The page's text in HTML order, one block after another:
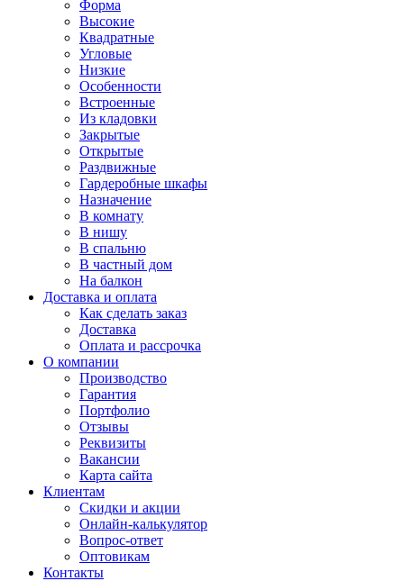
Форма
Высокие
Квадратные
Угловые
Низкие
Особенности
Встроенные
Из кладовки
Закрытые
Открытые
Раздвижные
Гардеробные шкафы
Назначение
В комнату
В нишу
В спальню
В частный дом
На балкон
Доставка и оплата
Как сделать заказ
Доставка
Оплата и рассрочка
О компании
Производство
Гарантия
Портфолио
Отзывы
Реквизиты
Вакансии
Карта сайта
Клиентам
Скидки и акции
Онлайн-калькулятор
Вопрос-ответ
Оптовикам
Контакты